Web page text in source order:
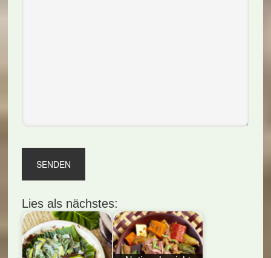
Lies als nächstes: